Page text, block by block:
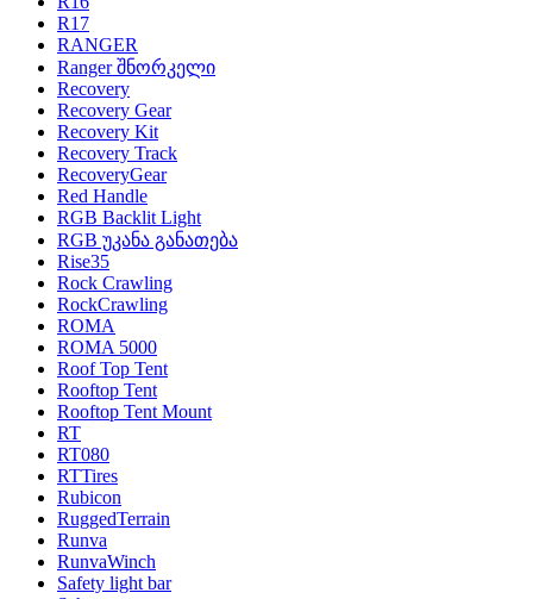
R17
RANGER
Ranger შნორკელი
Recovery
Recovery Gear
Recovery Kit
Recovery Track
RecoveryGear
Red Handle
RGB Backlit Light
RGB უკანა განათება
Rise35
Rock Crawling
RockCrawling
ROMA
ROMA 5000
Roof Top Tent
Rooftop Tent
Rooftop Tent Mount
RT
RT080
RTTires
Rubicon
RuggedTerrain
Runva
RunvaWinch
Safety light bar